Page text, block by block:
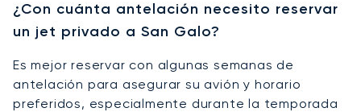
¿Con cuánta antelación necesito reservar
un jet privado a San Galo?
Es mejor reservar con algunas semanas de
antelación para asegurar su avión y horario
preferidos, especialmente durante la temporada